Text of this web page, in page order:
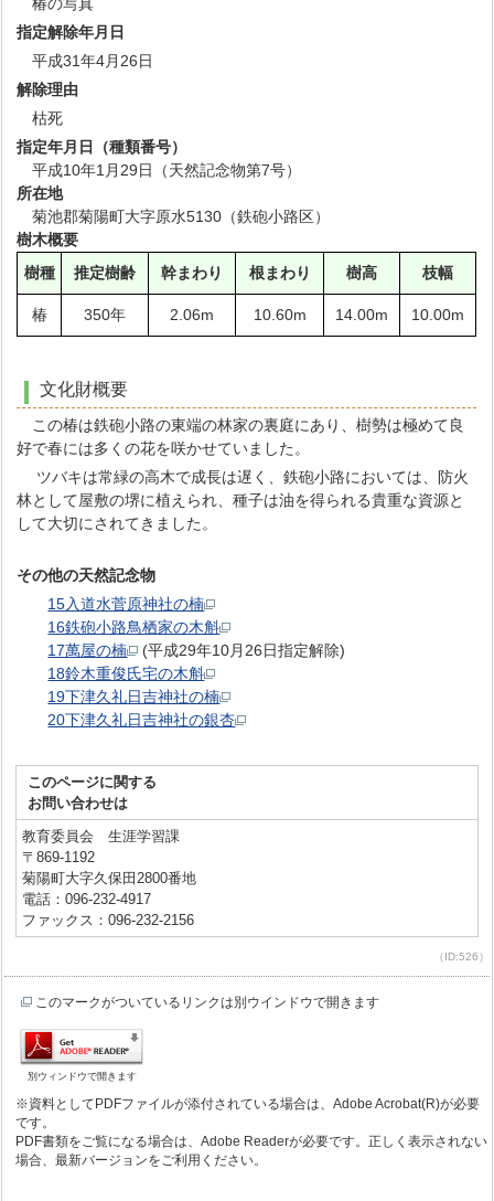
椿の写真
指定解除年月日
平成31年4月26日
解除理由
枯死
指定年月日（種類番号）
平成10年1月29日（天然記念物第7号）
所在地
菊池郡菊陽町大字原水5130（鉄砲小路区）
樹木概要
樹種
推定樹齢 幹まわり 根まわり 樹高 枝幅
椿 350年 2.06m 10.60m 14.00m 10.00m
文化財概要
この椿は鉄砲小路の東端の林家の裏庭にあり、樹勢は極めて良
好で春には多くの花を咲かせていました。
ツバキは常緑の高木で成長は遅く、鉄砲小路においては、防火
林として屋敷の堺に植えられ、種子は油を得られる貴重な資源と
して大切にされてきました。
その他の天然記念物
15入道水菅原神社の楠
16鉄砲小路鳥栖家の木斛
17萬屋の楠
(平成29年10月26日指定解除)
18鈴木重俊氏宅の木斛
19下津久礼日吉神社の楠
20下津久礼日吉神社の銀杏
このページに関する
お問い合わせは
教育委員会 生涯学習課
〒869-1192
菊陽町大字久保田2800番地
電話：096-232-4917
ファックス：096-232-2156
（ID:526）
このマークがついているリンクは別ウインドウで開きます
別ウィンドウで開きます
※資料としてPDFファイルが添付されている場合は、Adobe Acrobat(R)が必要
です。
PDF書類をご覧になる場合は、Adobe Readerが必要です。正しく表示されない
場合、最新バージョンをご利用ください。